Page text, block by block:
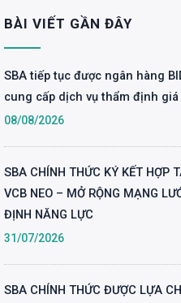
BÀI VIẾT GẦN ĐÂY
SBA tiếp tục được ngân hàng
cung cấp dịch vụ thẩm định giá
08/08/2026
SBA CHÍNH THỨC KÝ KẾT HỢP
VCB NEO – MỞ RỘNG MẠNG
ĐỊNH NĂNG LỰC
31/07/2026
SBA CHÍNH THỨC ĐƯỢC LỰA